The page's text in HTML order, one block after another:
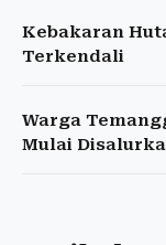
Kebakaran
Terkendali
Warga
Mulai